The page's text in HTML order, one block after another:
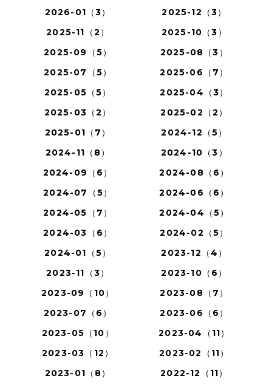
2026-01（3）
2025-12（3）
2025-11（2）
2025-10（3）
2025-09（5）
2025-08（3）
2025-07（5）
2025-06（7）
2025-05（5）
2025-04（3）
2025-03（2）
2025-02（2）
2025-01（7）
2024-12（5）
2024-11（8）
2024-10（3）
2024-09（6）
2024-08（6）
2024-07（5）
2024-06（6）
2024-05（7）
2024-04（5）
2024-03（6）
2024-02（5）
2024-01（5）
2023-12（4）
2023-11（3）
2023-10（6）
2023-09（10）
2023-08（7）
2023-07（6）
2023-06（6）
2023-05（10）
2023-04（11）
2023-03（12）
2023-02（11）
2023-01（8）
2022-12（11）